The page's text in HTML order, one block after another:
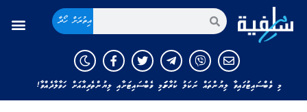
އިތުރަށް ހޯދާ
މި ވެބްސައިޓުގައިވާ ލިޔުންތައް ނަކަލު ކުރާނަމަ މި ވެބްސައިޓަށާއި ލިޔުންތެރިއާއަށް ހަވާލާދެއްވާ!